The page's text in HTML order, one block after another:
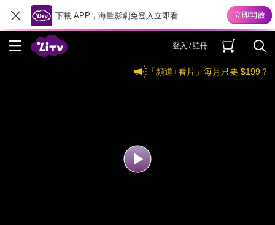
下載 APP，海量影劇免登入立即看
登入 / 註冊
「頻道+看片」每月只要 $199？